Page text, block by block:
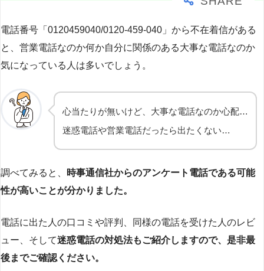
電話番号「0120459040/0120-459-040」から不在着信がある
と、営業電話なのか何か自分に関係のある大事な電話なのか
気になっている人は多いでしょう。
心当たりが無いけど、大事な電話なのか心配…
迷惑電話や営業電話だったら出たくない…
調べてみると、
時事通信社からのアンケート電話である可能
性が高いことが分かりました。
電話に出た人の口コミや評判、同様の電話を受けた人のレビ
ュー、そして迷惑電話の対処法もご紹介しますので、是非最
後までご確認ください。